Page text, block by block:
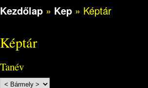
Kezdőlap » Kep » Képtár
Képtár
Tanév